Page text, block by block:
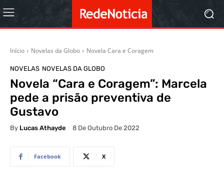
Início Novelas da Globo Novela Cara e Coragem
NOVELAS NOVELAS DA GLOBO
Novela “Cara e Coragem”: Marcela
pede a prisão preventiva de
Gustavo
By Lucas Athayde 8 De Outubro De 2022
Facebook X